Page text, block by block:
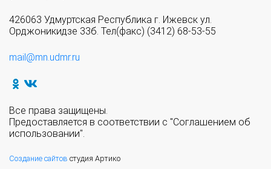
426063 Удмуртская Республика г. Ижевск ул.
Орджоникидзе 33б. Тел(факс) (3412) 68-53-55
mail@mn.udmr.ru
Все права защищены.
Предоставляется в соответствии с "Соглашением об
использовании".
Создание сайтов студия Артико